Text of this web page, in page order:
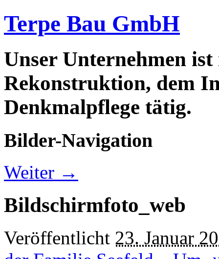
Terpe Bau GmbH
Unser Unternehmen
Rekonstruktion, dem
Denkmalpflege tätig.
Bilder-Navigation
Weiter →
Bildschirmfoto_web
Veröffentlicht 23. Januar